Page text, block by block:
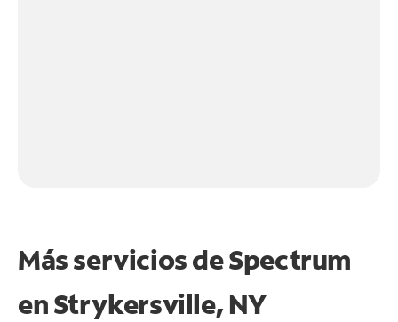
Más servicios de Spectrum
enStrykersville, NY